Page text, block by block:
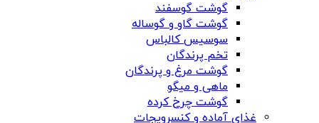
گوشت گوسفند
گوشت گاو و گوساله
سوسیس کالباس
تخم پرندگان
گوشت مرغ و پرندگان
ماهی و میگو
گوشت چرخ کرده
غذای آماده و کنسرویجات